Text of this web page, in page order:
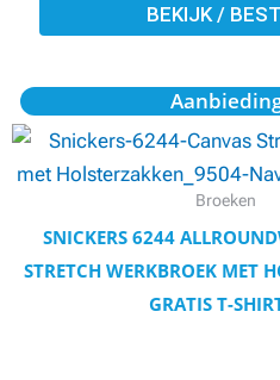
BEKIJK / de
Broeken
SNICKERS 6244
STRETCH WERKBROEK MET
GRATIS T-
prijs
was:
€109,95.
is:
Dit
heeft
Deze
optie